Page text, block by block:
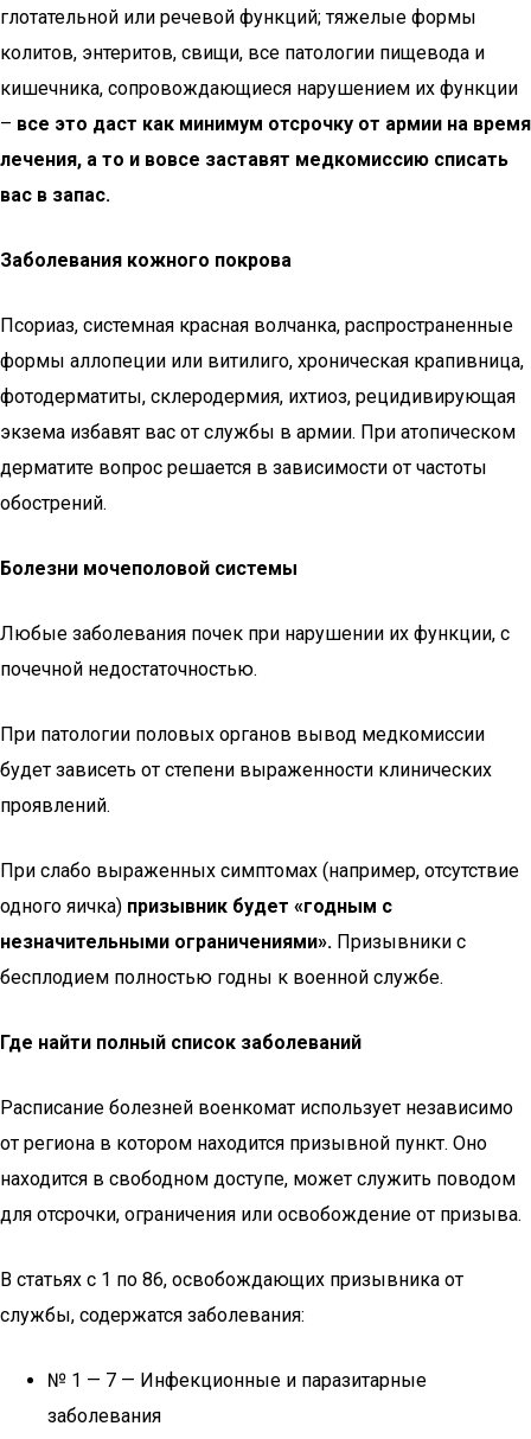
глотательной или речевой функций; тяжелые формы
колитов, энтеритов, свищи, все патологии пищевода и
кишечника, сопровождающиеся нарушением их функции
– все это даст как минимум отсрочку от армии на время
лечения, а то и вовсе заставят медкомиссию списать
вас в запас.
Заболевания кожного покрова
Псориаз, системная красная волчанка, распространенные
формы аллопеции или витилиго, хроническая крапивница,
фотодерматиты, склеродермия, ихтиоз, рецидивирующая
экзема избавят вас от службы в армии. При атопическом
дерматите вопрос решается в зависимости от частоты
обострений.
Болезни мочеполовой системы
Любые заболевания почек при нарушении их функции, с
почечной недостаточностью.
При патологии половых органов вывод медкомиссии
будет зависеть от степени выраженности клинических
проявлений.
При слабо выраженных симптомах (например, отсутствие
одного яичка) призывник будет «годным с
незначительными ограничениями». Призывники с
бесплодием полностью годны к военной службе.
Где найти полный список заболеваний
Расписание болезней военкомат использует независимо
от региона в котором находится призывной пункт. Оно
находится в свободном доступе, может служить поводом
для отсрочки, ограничения или освобождение от призыва.
В статьях с 1 по 86, освобождающих призывника от
службы, содержатся заболевания:
№ 1 — 7 — Инфекционные и паразитарные
заболевания